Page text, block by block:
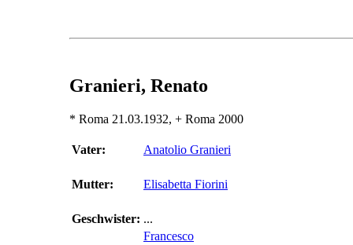
Granieri, Renato
* Roma 21.03.1932, + Roma 2000
Vater: Anatolio Granieri
Mutter: Elisabetta Fiorini
Geschwister: ...
Francesco